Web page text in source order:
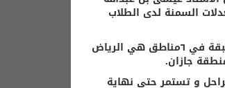
السمنة لدى الطلاب
وقد انطلقت هذه المبادرة العام الماضي برعاية معالي وزير الصحة ووزير التعليم وكانت مطبقة في ٦مناطق هي الرياض
جازان.
و تستمر حتى نهاية